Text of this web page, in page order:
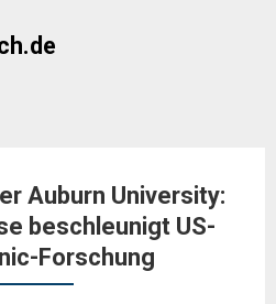
Auburn University:
beschleunigt US-
Forschung